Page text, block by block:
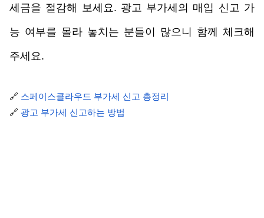
세금을 절감해 보세요. 광고 부가세의 매입 신고 가
능 여부를 몰라 놓치는 분들이 많으니 함께 체크해
주세요.
🔗 스페이스클라우드 부가세 신고 총정리
🔗 광고 부가세 신고하는 방법